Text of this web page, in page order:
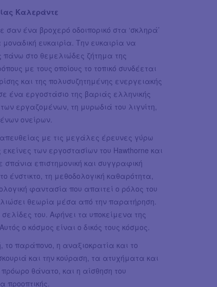
Καλεράντε
σαν ένα βροχερό οδοιπορικό στα ‘σκληρά’
ευκαιρία. Την ευκαιρία να
πάνω στο θεμελιώδες ζήτημα της
με τους οποίους το τοπικό συνδέεται
και της πολυσυζητημένης ενεργειακής
ένα εργοστάσιο της βαριάς ελληνικής
εργαζομένων, τη μυρωδιά του λιγνίτη,
ονείρων.
με τις μεγάλες έρευνες γύρω
των εργοστασίων του Hawthorne και
σπάνια επιστημονική και συγγραφική
ένστικτο, τη μεθοδολογική καθαρότητα,
φαντασία που απαιτεί ο ρόλος του
θεωρία μέσα από την παρατήρηση.
του. Αφήνει τα υποκείμενα της
ο κόσμος είναι ο δικός τους κόσμος.
παράπονο, η αναξιοκρατία και το
και την κούραση, τα ατυχήματα και
θάνατο, και η αίσθηση του
προοπτικής.